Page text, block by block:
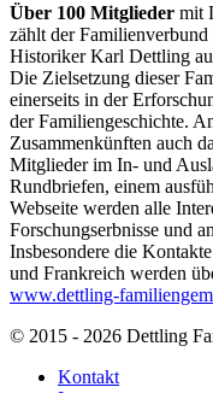
Über 100 Mitglieder mit
zählt der
Historiker Karl Dettling
Die Zielsetzung dieser
einerseits in der
der Familiengeschichte.
Zusammenkünften auch
Mitglieder im In- und
Rundbriefen, einem
Webseite werden alle
Forschungserbnisse und
Insbesondere die
und Frankreich werden
www.dettling-
© 2015 - 2026 Dettling
Kontakt